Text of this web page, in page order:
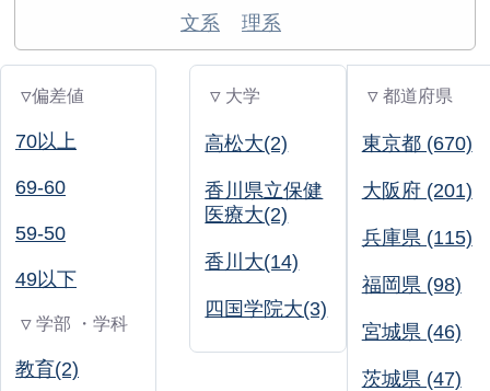
文系 理系
▽偏差値
70以上
69-60
59-50
49以下
▽ 学部 ・学科
教育(2)
▽ 大学
高松大(2)
香川県立保健
医療大(2)
香川大(14)
四国学院大(3)
▽ 都道府県
東京都 (670)
大阪府 (201)
兵庫県 (115)
福岡県 (98)
宮城県 (46)
茨城県 (47)